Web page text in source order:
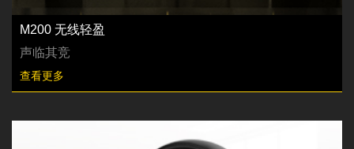
M200 无线轻盈
声临其竞
查看更多